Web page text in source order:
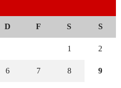
D F S S
1 2
6 7 8 9